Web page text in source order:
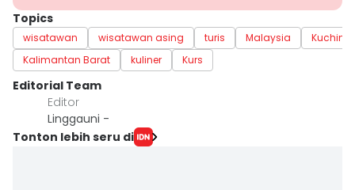
Topics
wisatawan wisatawan asing turis Malaysia
Kuching
Kalimantan Barat
kuliner Kurs
Editorial Team
Editor
Linggauni -
Tonton lebih seru di